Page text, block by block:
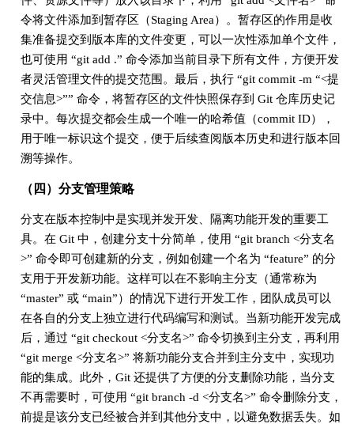
令将文件添加到暂存区（Staging Area）。暂存区的作用是收
集准备提交到版本库的文件变更，可以一次性添加单个文件，
也可使用 “git add .” 命令添加当前目录下所有文件，方便开发
者灵活管理文件的提交范围。最后，执行 “git commit -m “<提
交信息>”” 命令，将暂存区的文件快照保存到 Git 仓库历史记
录中。每次提交都会生成一个唯一的哈希值（commit ID），
用于唯一标识这个提交，便于后续查阅版本历史和进行版本回
溯等操作。
（四）分支管理策略
分支在版本控制中是实现并发开发、隔离功能开发的重要工
具。在 Git 中，创建分支十分简单，使用 “git branch <分支名
>” 命令即可创建新的分支，例如创建一个名为 “feature” 的分
支用于开发新功能。这样可以在不影响主分支（通常称为
“master” 或 “main”）的情况下进行开发工作，团队成员可以
在各自的分支上独立进行代码编写和测试。当新功能开发完成
后，通过 “git checkout <分支名>” 命令切换到主分支，再利用
“git merge <分支名>” 将新功能分支合并到主分支中，实现功
能的集成。此外，Git 还提供了方便的分支删除功能，当分支
不再需要时，可使用 “git branch -d <分支名>” 命令删除分支，
前提是该分支已经被合并到其他分支中，以避免数据丢失。如